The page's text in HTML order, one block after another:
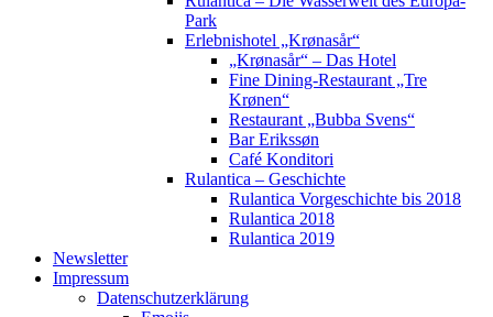
Park
Erlebnishotel „Krønasår“
„Krønasår“ – Das Hotel
Fine Dining-Restaurant „Tre
Krønen“
Restaurant „Bubba Svens“
Bar Erikssøn
Café Konditori
Rulantica – Geschichte
Rulantica Vorgeschichte bis 2018
Rulantica 2018
Rulantica 2019
Newsletter
Impressum
Datenschutzerklärung